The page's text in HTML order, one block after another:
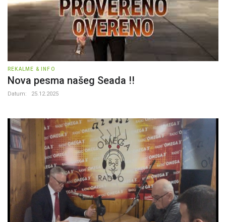
REKALME & INFO
Nova pesma našeg Seada !!
Datum: 25.12.2025